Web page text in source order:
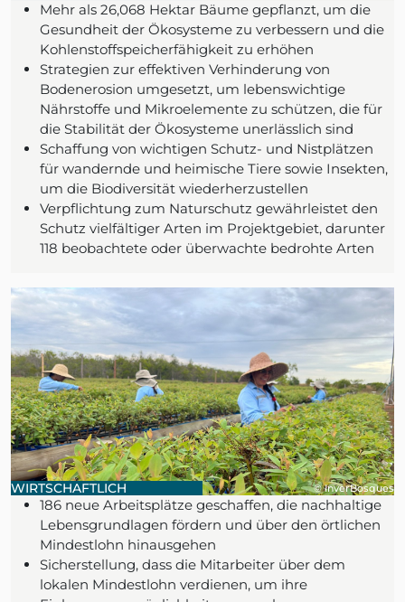
Mehr als 26,068 Hektar Bäume gepflanzt, um die
Gesundheit der Ökosysteme zu verbessern und die
Kohlenstoffspeicherfähigkeit zu erhöhen
Strategien zur effektiven Verhinderung von
Bodenerosion umgesetzt, um lebenswichtige
Nährstoffe und Mikroelemente zu schützen, die für
die Stabilität der Ökosysteme unerlässlich sind
Schaffung von wichtigen Schutz- und Nistplätzen
für wandernde und heimische Tiere sowie Insekten,
um die Biodiversität wiederherzustellen
Verpflichtung zum Naturschutz gewährleistet den
Schutz vielfältiger Arten im Projektgebiet, darunter
118 beobachtete oder überwachte bedrohte Arten
© InverBosques
WIRTSCHAFTLICH
186 neue Arbeitsplätze geschaffen, die nachhaltige
Lebensgrundlagen fördern und über den örtlichen
Mindestlohn hinausgehen
Sicherstellung, dass die Mitarbeiter über dem
lokalen Mindestlohn verdienen, um ihre